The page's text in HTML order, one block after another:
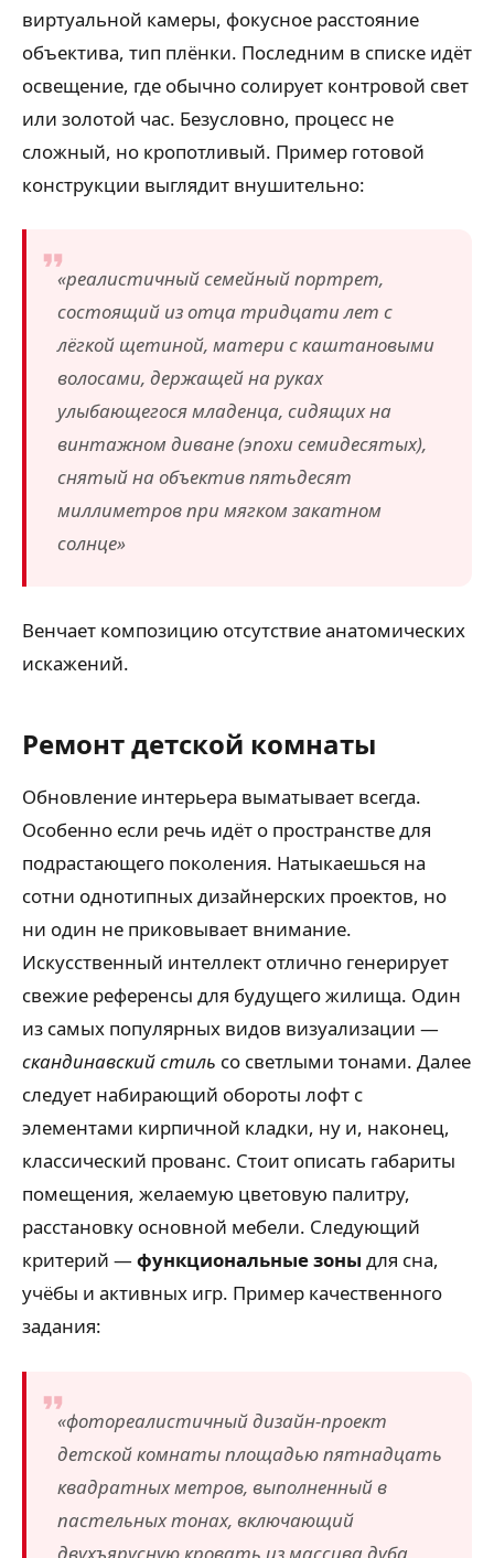
виртуальной камеры, фокусное расстояние
объектива, тип плёнки. Последним в списке идёт
освещение, где обычно солирует контровой свет
или золотой час. Безусловно, процесс не
сложный, но кропотливый. Пример готовой
конструкции выглядит внушительно:
«реалистичный семейный портрет,
состоящий из отца тридцати лет с
лёгкой щетиной, матери с каштановыми
волосами, держащей на руках
улыбающегося младенца, сидящих на
винтажном диване (эпохи семидесятых),
снятый на объектив пятьдесят
миллиметров при мягком закатном
солнце»
Венчает композицию отсутствие анатомических
искажений.
Ремонт детской комнаты
Обновление интерьера выматывает всегда.
Особенно если речь идёт о пространстве для
подрастающего поколения. Натыкаешься на
сотни однотипных дизайнерских проектов, но
ни один не приковывает внимание.
Искусственный интеллект отлично генерирует
свежие референсы для будущего жилища. Один
из самых популярных видов визуализации —
скандинавский стиль со светлыми тонами. Далее
следует набирающий обороты лофт с
элементами кирпичной кладки, ну и, наконец,
классический прованс. Стоит описать габариты
помещения, желаемую цветовую палитру,
расстановку основной мебели. Следующий
критерий —функциональные зоны для сна,
учёбы и активных игр. Пример качественного
задания:
«фотореалистичный дизайн-проект
детской комнаты площадью пятнадцать
квадратных метров, выполненный в
пастельных тонах, включающий
двухъярусную кровать из массива дуба,